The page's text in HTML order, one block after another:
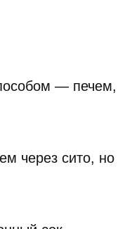
— печем,
через сито, но